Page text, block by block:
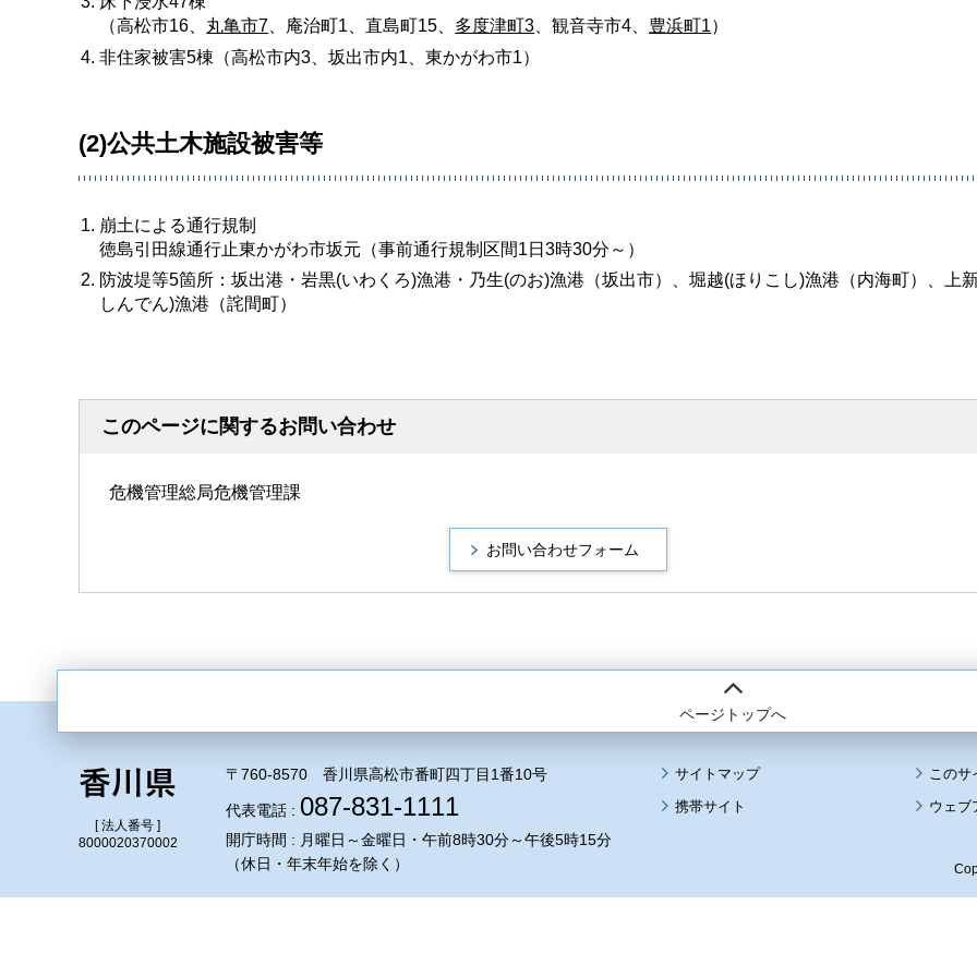
（高松市16、 丸亀市7、庵治町1、直島町15、 多度津町3、観音寺市4、 豊浜町1）
非住家被害5棟（高松市内3、坂出市内1、東かがわ市1）
(2)公共土木施設被害等
崩土による通行規制
徳島引田線通行止東かがわ市坂元（事前通行規制区間1日3時30分～）
防波堤等5箇所：坂出港・岩黒(いわくろ)漁港・乃生(のお)漁港（坂出市）、堀越(ほりこし)漁港（内海町）、上
しんでん)漁港（詫間町）
このページに関するお問い合わせ
危機管理総局危機管理課
ページトップへ
[ 法人番号 ]
8000020370002
〒760-8570 香川県高松市番町四丁目1番10号
代表電話 : 087-831-1111
開庁時間 : 月曜日～金曜日・午前8時30分～午後5時15分
（休日・年末年始を除く）
サイトマップ
このサ
携帯サイト
ウェブ